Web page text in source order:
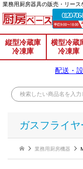
業務⽤厨房器具の販売・リース
0120-706-
縦型冷蔵庫
冷凍庫
横型冷蔵
冷凍庫
配送・
ガスフライ
業務用厨房機器